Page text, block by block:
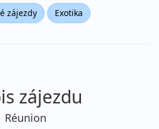
zájezdy Exotika
zájezdu
Réunion